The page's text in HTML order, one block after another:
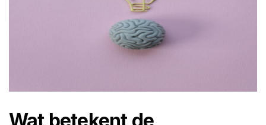
Wat betekent de